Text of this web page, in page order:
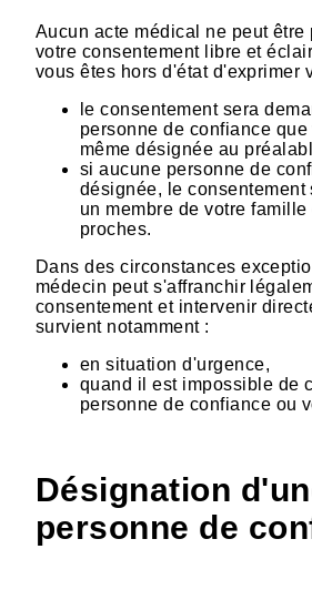
Aucun acte médical ne peut être
votre consentement libre et
vous êtes hors d'état d'exprimer
le consentement sera
personne de confiance
même désignée au
si aucune personne de
désignée, le consentement
un membre de votre
proches.
Dans des circonstances
médecin peut s'affranchir
consentement et intervenir
survient notamment :
en situation d'urgence,
quand il est impossible de
personne de confiance ou
Désignation
personne de